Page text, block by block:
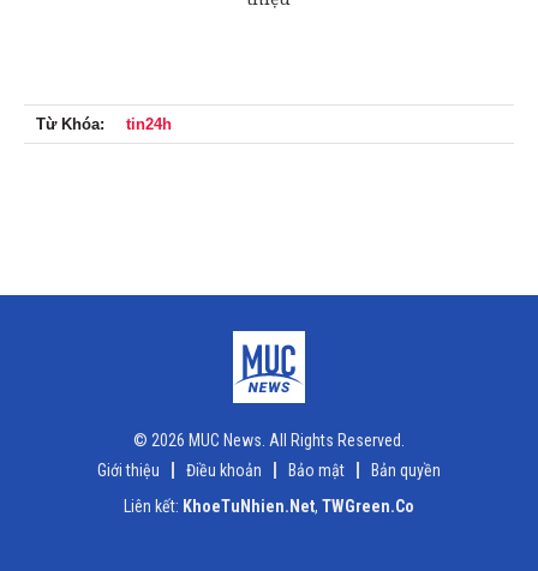
Từ Khóa: tin24h
© 2026 MUC News. All Rights Reserved.
Giới thiệu
Điều khoản Bảo mật
Bản quyền
Liên kết: KhoeTuNhien.Net, TWGreen.Co